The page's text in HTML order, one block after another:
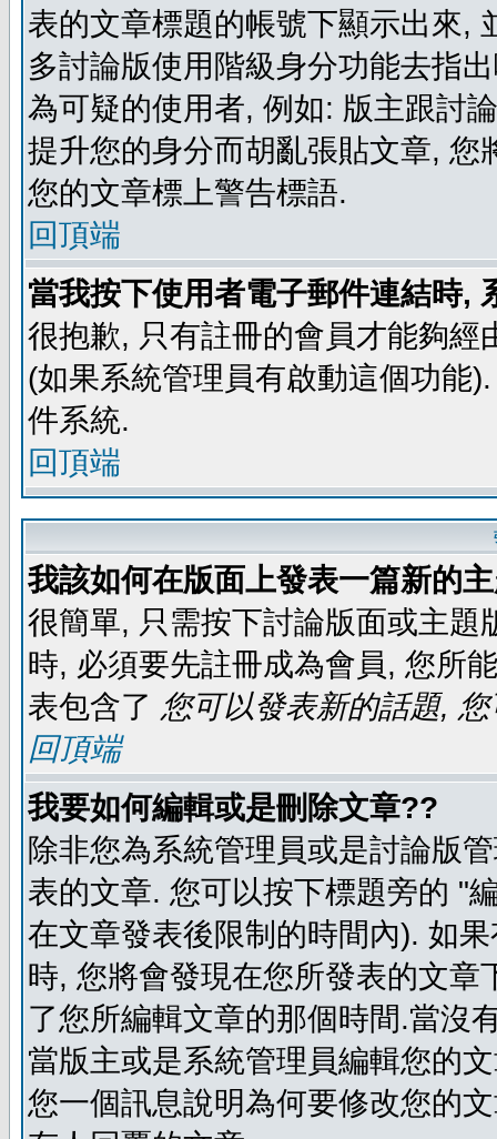
表的文章標題的帳號下顯示出來,
多討論版使用階級身分功能去指
為可疑的使用者, 例如: 版主跟討
提升您的身分而胡亂張貼文章,
您的文章標上警告標語.
回頂端
當我按下使用者電子郵件連結時,
很抱歉, 只有註冊的會員才能夠
(如果系統管理員有啟動這個功能
件系統.
回頂端
我該如何在版面上發表一篇新的
很簡單, 只需按下討論版面或主
時, 必須要先註冊成為會員, 您所
表包含了 您可以發表新的話題,
回頂端
我要如何編輯或是刪除文章??
除非您為系統管理員或是討論版
表的文章. 您可以按下標題旁的 "
在文章發表後限制的時間內). 如
時, 您將會發現在您所發表的文
了您所編輯文章的那個時間.當沒
當版主或是系統管理員編輯您的
您一個訊息說明為何要修改您的